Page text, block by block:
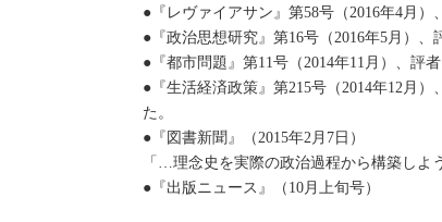
●『レヴァイアサン』第58号（2016年4月
●『政治思想研究』第16号（2016年5月）
●『都市問題』第11号（2014年11月）、評
●『生活経済政策』第215号（2014年12月
た。
●『図書新聞』（2015年2月7日）
「…理念史を実際の政治過程から構築しよ
●『出版ニュース』（10月上旬号）